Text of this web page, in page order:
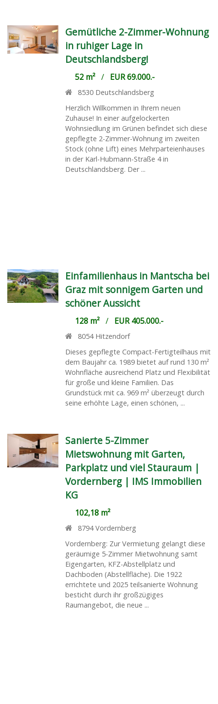
Gemütliche 2-Zimmer-Wohnung
in ruhiger Lage in
Deutschlandsberg!
52 m²/ EUR 69.000.-
8530 Deutschlandsberg
Herzlich Willkommen in Ihrem neuen
Zuhause! In einer aufgelockerten
Wohnsiedlung im Grünen befindet sich diese
gepflegte 2-Zimmer-Wohnung im zweiten
Stock (ohne Lift) eines Mehrparteienhauses
in der Karl-Hubmann-Straße 4 in
Deutschlandsberg. Der ...
Einfamilienhaus in Mantscha bei
Graz mit sonnigem Garten und
schöner Aussicht
128 m²/ EUR 405.000.-
8054 Hitzendorf
Dieses gepflegte Compact-Fertigteilhaus mit
dem Baujahr ca. 1989 bietet auf rund 130 m²
Wohnfläche ausreichend Platz und Flexibilität
für große und kleine Familien. Das
Grundstück mit ca. 969 m² überzeugt durch
seine erhöhte Lage, einen schönen, ...
Sanierte 5-Zimmer
Mietswohnung mit Garten,
Parkplatz und viel Stauraum |
Vordernberg | IMS Immobilien
KG
102,18 m²
8794 Vordernberg
Vordernberg: Zur Vermietung gelangt diese
geräumige 5-Zimmer Mietwohnung samt
Eigengarten, KFZ-Abstellplatz und
Dachboden (Abstellfläche). Die 1922
errichtete und 2025 teilsanierte Wohnung
besticht durch ihr großzügiges
Raumangebot, die neue ...